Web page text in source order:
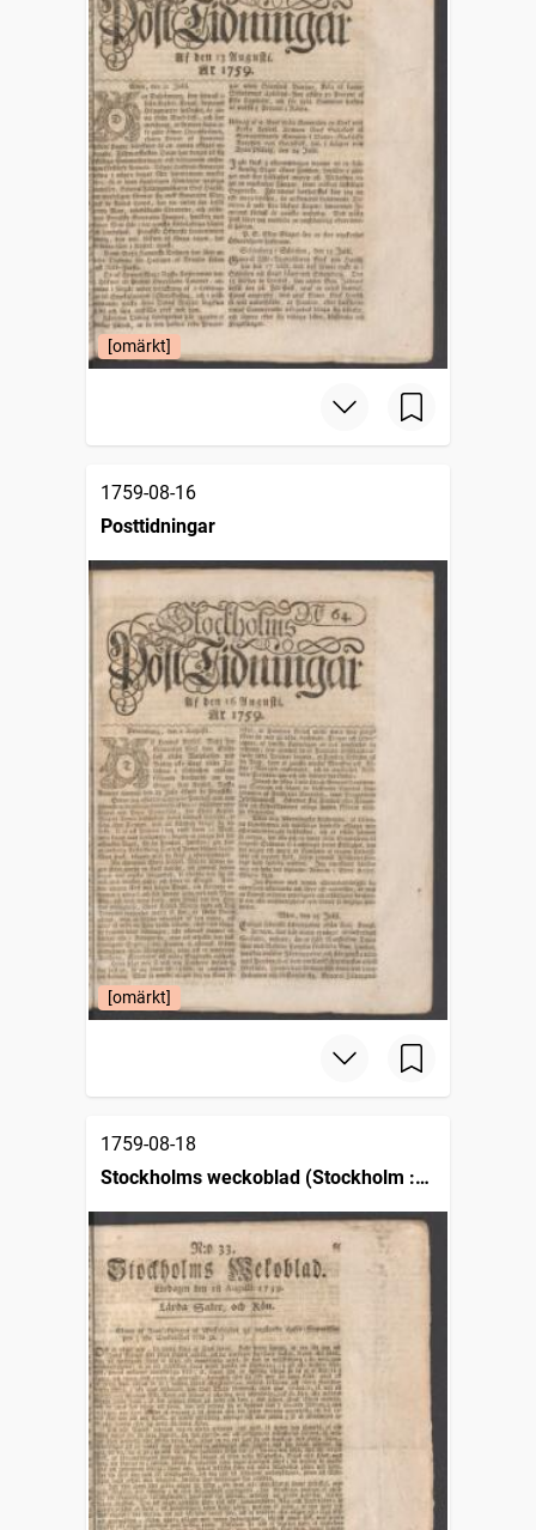
[omärkt]
1759-08-16
Posttidningar
[omärkt]
1759-08-18
Stockholms weckoblad (Stockholm :
1745)